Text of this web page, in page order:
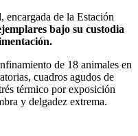
de la Estación
bajo su custodia
de 18 animales en
cuadros agudos de
térmico por exposición
y delgadez extrema.